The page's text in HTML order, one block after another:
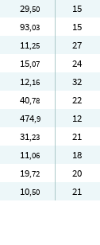
29,50 15
93,03 15
11,25 27
15,07 24
12,16 32
40,78 22
474,9 12
31,23 21
11,06 18
19,72 20
10,50 21